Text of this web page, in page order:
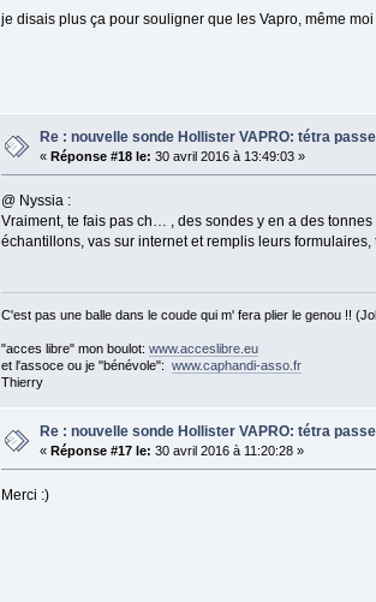
je disais plus ça pour souligner que les Vapro, même
Re : nouvelle sonde Hollister VAPRO: tétra
« Réponse #18 le: 30 avril 2016 à 13:49:03 »
@ Nyssia :
Vraiment, te fais pas ch… , des sondes y en a des
échantillons, vas sur internet et remplis leurs formulaires,
C'est pas une balle dans le coude qui m' fera plier le genou !!
"acces libre" mon boulot: www.acceslibre.eu
et l'assoce ou je "bénévole": www.caphandi-asso.fr
Thierry
Re : nouvelle sonde Hollister VAPRO: tétra
« Réponse #17 le: 30 avril 2016 à 11:20:28 »
Merci :)